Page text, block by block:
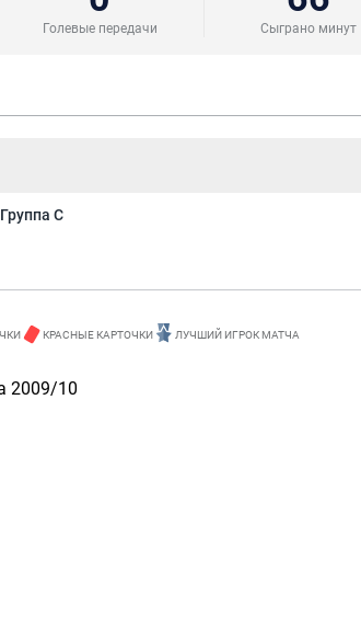
Голевые передачи Сыграно минут
C
КРАСНЫЕ КАРТОЧКИ ЛУЧШИЙ ИГРОК МАТЧА
2009/10